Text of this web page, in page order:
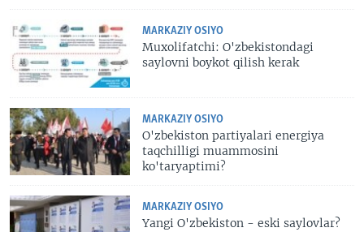
MARKAZIY OSIYO
Muxolifatchi: O'zbekistondagi
saylovni boykot qilish kerak
MARKAZIY OSIYO
O'zbekiston partiyalari energiya
taqchilligi muammosini
ko'taryaptimi?
MARKAZIY OSIYO
Yangi O'zbekiston - eski saylovlar?